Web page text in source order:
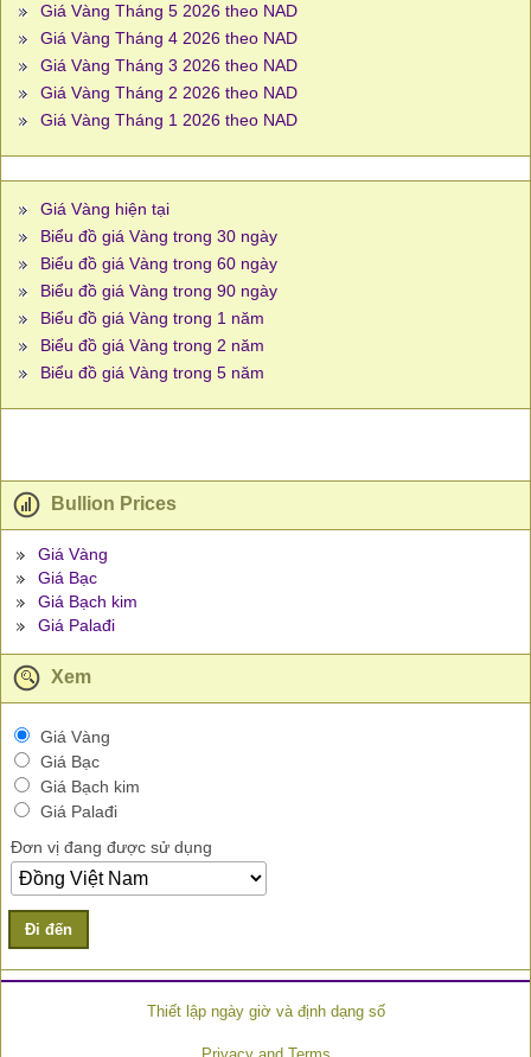
Giá Vàng Tháng 5 2026 theo NAD
Giá Vàng Tháng 4 2026 theo NAD
Giá Vàng Tháng 3 2026 theo NAD
Giá Vàng Tháng 2 2026 theo NAD
Giá Vàng Tháng 1 2026 theo NAD
Giá Vàng hiện tại
Biểu đồ giá Vàng trong 30 ngày
Biểu đồ giá Vàng trong 60 ngày
Biểu đồ giá Vàng trong 90 ngày
Biểu đồ giá Vàng trong 1 năm
Biểu đồ giá Vàng trong 2 năm
Biểu đồ giá Vàng trong 5 năm
Bullion Prices
Giá Vàng
Giá Bạc
Giá Bạch kim
Giá Palađi
Xem
Giá Vàng
Giá Bạc
Giá Bạch kim
Giá Palađi
Đơn vị đang được sử dụng
Đi đến
Thiết lập ngày giờ và định dạng số
Privacy and Terms